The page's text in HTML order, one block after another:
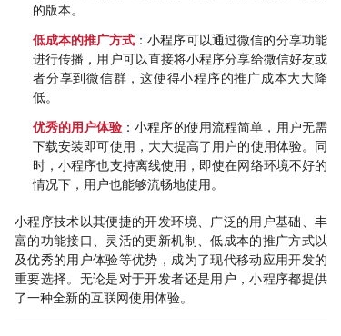
的版本。
低成本的推广方式 ：小程序可以通过微信的分享功能
进行传播，用户可以直接将小程序分享给微信好友或
者分享到微信群，这使得小程序的推广成本大大降
低。
优秀的用户体验 ：小程序的使用流程简单，用户无需
下载安装即可使用，大大提高了用户的使用体验。同
时，小程序也支持离线使用，即使在网络环境不好的
情况下，用户也能够流畅地使用。
小程序技术以其便捷的开发环境、广泛的用户基础、丰
富的功能接口、灵活的更新机制、低成本的推广方式以
及优秀的用户体验等优势，成为了现代移动应用开发的
重要选择。无论是对于开发者还是用户，小程序都提供
了一种全新的互联网使用体验。